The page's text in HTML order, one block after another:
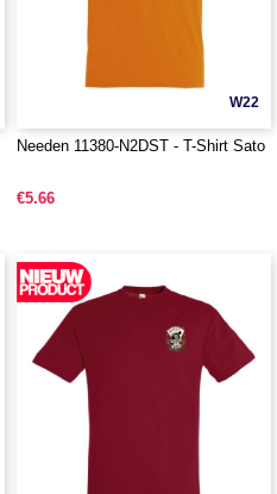
W22
Needen 11380-N2DST - T-Shirt Sato
€5.66